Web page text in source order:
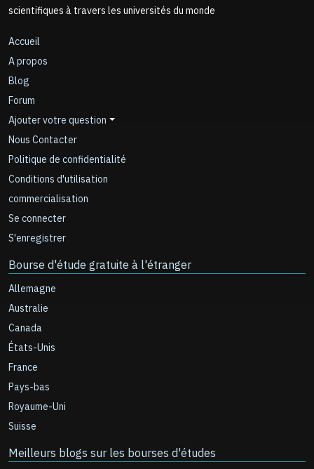
scientifiques à travers les universités du monde
Accueil
A propos
Blog
Forum
Ajouter votre question
Nous Contacter
Politique de confidentialité
Conditions d'utilisation
commercialisation
Se connecter
S'enregistrer
Bourse d'étude gratuite à l'étranger
Allemagne
Australie
Canada
États-Unis
France
Pays-bas
Royaume-Uni
Suisse
Meilleurs blogs sur les bourses d'études